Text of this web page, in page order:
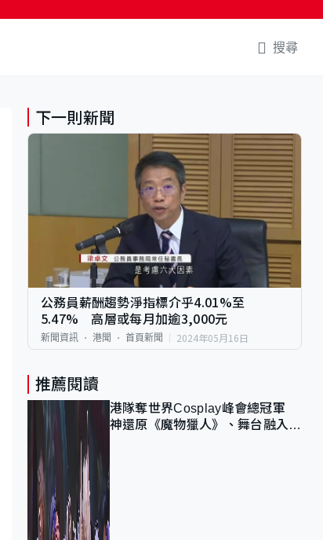
搜尋
下一則新聞
公務員薪酬趨勢淨指標介乎4.01%至
5.47% 高層或每月加逾3,000元
新聞資訊 港聞 首頁新聞 2024年05月16日
推薦閱讀
港隊奪世界Cosplay峰會總冠軍
神還原《魔物獵人》、舞台融入獅